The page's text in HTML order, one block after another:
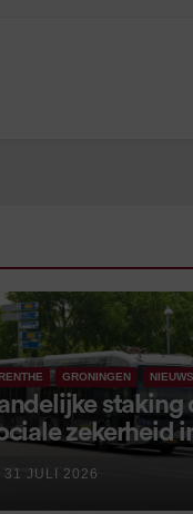
GRONINGEN NIEUWS
staking
zekerheid
31 JULI 2026